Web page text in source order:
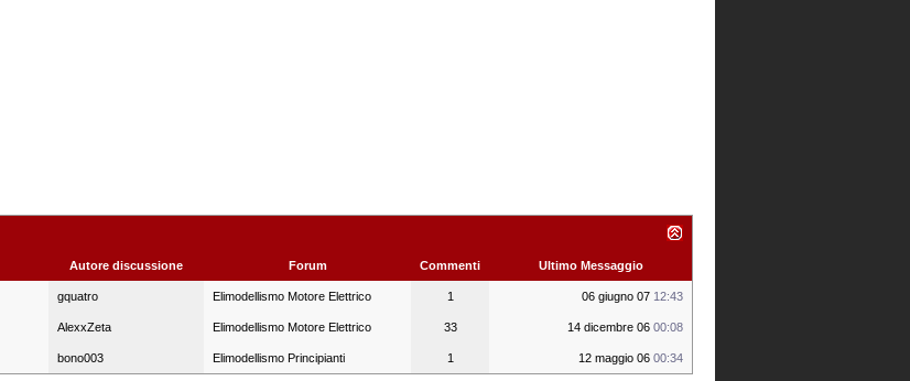
Autore discussione Forum Commenti Ultimo Messaggio
gquatro Elimodellismo Motore Elettrico 1 06 giugno 07 12:43
AlexxZeta Elimodellismo Motore Elettrico 33 14 dicembre 06 00:08
bono003 Elimodellismo Principianti 1 12 maggio 06 00:34